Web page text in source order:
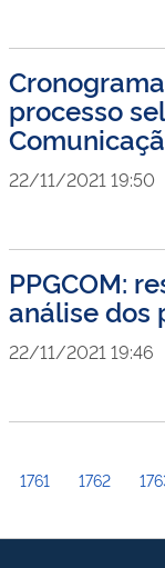
processo
22/11/2021 19:50
PPGCOM:
análise dos
22/11/2021 19:46
1761 1762